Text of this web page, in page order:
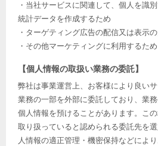
・当社サービスに関連して、個人を識
統計データを作成するため
・ターゲティング広告の配信又は表示
・その他マーケティングに利用するため
【個人情報の取扱い業務の委託】
弊社は事業運営上、お客様により良い
業務の一部を外部に委託しており、業
個人情報を預けることがあります。こ
取り扱っていると認められる委託先を
人情報の適正管理・機密保持などによ